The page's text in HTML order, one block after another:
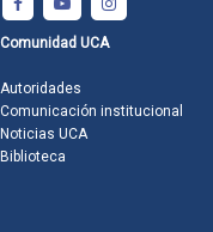
Comunidad UCA
Autoridades
Comunicación institucional
Noticias UCA
Biblioteca